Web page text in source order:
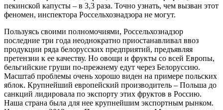
пекинской капусты – в 3,3 раза. Точно узнать, чем вызван этот
феномен, инспектора Россельхознадзора не могут.
Пользуясь своими полномочиями, Россельхознадзор
последние три года неоднократно приостанавливал ввоз
продукции ряда белорусских предприятий, предъявляя
претензии к ее качеству. Но овощи и фрукты со всей Европы,
бельгийские груши по-прежнему едут через Белоруссию.
Масштаб проблемы очень хорошо виден на примере польских
яблок. Крупнейший европейский производитель – Польша до
санкций лидировала по экспорту этих фруктов в Россию.
Наша страна была для нее крупнейшим экспортным рынком.